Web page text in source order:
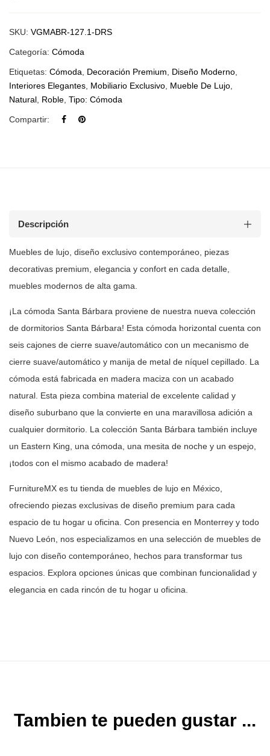
SKU: VGMABR-127.1-DRS
Categoría: Cómoda
Etiquetas: Cómoda Decoración Premium Diseño Moderno
Interiores Elegantes Mobiliario Exclusivo Mueble De Lujo
Natural Roble Tipo: Cómoda
Compartir:
Descripción
Muebles de lujo, diseño exclusivo contemporáneo, piezas
decorativas premium, elegancia y confort en cada detalle,
muebles modernos de alta gama.
¡La cómoda Santa Bárbara proviene de nuestra nueva colección
de dormitorios Santa Bárbara! Esta cómoda horizontal cuenta con
seis cajones de cierre suave/automático con un mecanismo de
cierre suave/automático y manija de metal de níquel cepillado. La
cómoda está fabricada en madera maciza con un acabado
natural. Esta pieza combina material de excelente calidad y
diseño suburbano que la convierte en una maravillosa adición a
cualquier dormitorio. La colección Santa Bárbara también incluye
un Eastern King, una cómoda, una mesita de noche y un espejo,
¡todos con el mismo acabado de madera!
FurnitureMX es tu tienda de muebles de lujo en México,
ofreciendo piezas exclusivas de diseño premium para cada
espacio de tu hogar u oficina. Con presencia en Monterrey y todo
Nuevo León, nos especializamos en una selección de muebles de
lujo con diseño contemporáneo, hechos para transformar tus
espacios. Explora opciones únicas que combinan funcionalidad y
elegancia en cada rincón de tu hogar u oficina.
Tambien te pueden gustar ...